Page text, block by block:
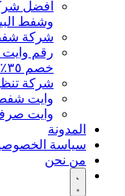
وشفط
شركة شفط بيارات
خصم ٣٥٪
شركة
وايت شفط
وايت صرف صحي
المدونة
سياسة
من نحن